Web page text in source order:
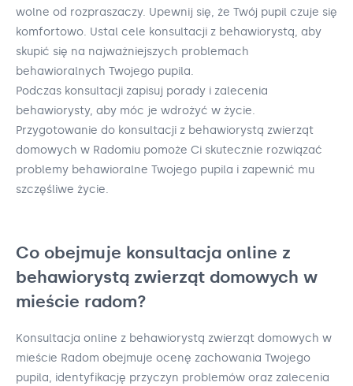
wolne od rozpraszaczy. Upewnij się, że Twój pupil czuje się
komfortowo. Ustal cele konsultacji z behawiorystą, aby
skupić się na najważniejszych problemach
behawioralnych Twojego pupila.
Podczas konsultacji zapisuj porady i zalecenia
behawiorysty, aby móc je wdrożyć w życie.
Przygotowanie do konsultacji z behawiorystą zwierząt
domowych w Radomiu pomoże Ci skutecznie rozwiązać
problemy behawioralne Twojego pupila i zapewnić mu
szczęśliwe życie.
Co obejmuje konsultacja online z
behawiorystą zwierząt domowych w
mieście radom?
Konsultacja online z behawiorystą zwierząt domowych w
mieście Radom obejmuje ocenę zachowania Twojego
pupila, identyfikację przyczyn problemów oraz zalecenia